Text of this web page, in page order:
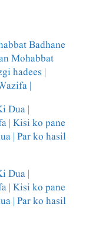
Badhane
Mohabbat
hadees |
|
Dua |
| Kisi ko pane
| Par ko hasil
Dua |
| Kisi ko pane
| Par ko hasil